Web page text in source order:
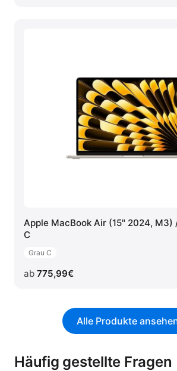
Apple MacBook Air (15" 2024, M3)
C
Grau C
ab 775,99€
Alle Produkte
Häufig gestellte Fragen